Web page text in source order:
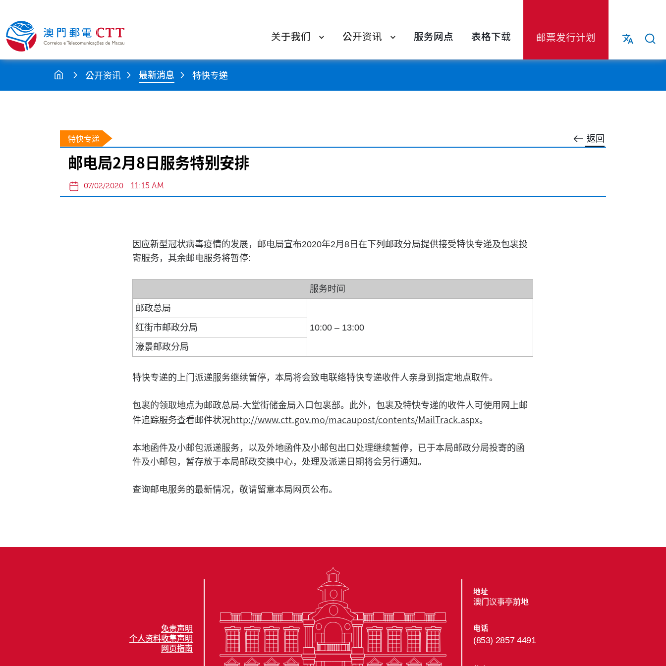
关于我们 公开资讯 服务网点 表格下载 邮票发行计划
公开资讯 最新消息 特快专递
返回
特快专递
邮电局2月8日服务特别安排
07/02/2020 11:15 AM
因应新型冠状病毒疫情的发展，邮电局宣布2020年2月8日在下列邮政分局提供接受特快专递及包裹投
寄服务，其余邮电服务将暂停:
服务时间
邮政总局
10:00 – 13:00
红街市邮政分局
濠景邮政分局
特快专递的上门派递服务继续暂停，本局将会致电联络特快专递收件人亲身到指定地点取件。
包裹的领取地点为邮政总局-大堂街储金局入口包裹部。此外，包裹及特快专递的收件人可使用网上邮
件追踪服务查看邮件状况http://www.ctt.gov.mo/macaupost/contents/MailTrack.aspx。
本地函件及小邮包派递服务，以及外地函件及小邮包出口处理继续暂停，已于本局邮政分局投寄的函
件及小邮包，暂存放于本局邮政交换中心，处理及派递日期将会另行通知。
查询邮电服务的最新情况，敬请留意本局网页公布。
免责声明
个人资料收集声明
网页指南
地址
澳门议事亭前地
电话
(853) 2857 4491